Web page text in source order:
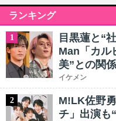
ランキング
1
目黒蓮と“
Man「カル
美”との関
イケメン
2
M!LK佐野
チ」出演も